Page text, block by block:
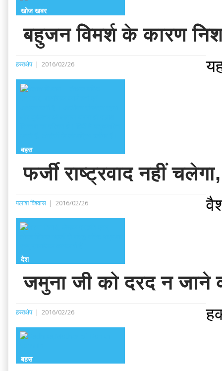
खोज खबर
बहुजन विमर्श के कारण
हस्तक्षेप | 2016/02/26
बहस
फर्जी राष्ट्रवाद नहीं
पलाश विश्वास | 2016/02/26
देश
जमुना जी को दरद न जाने
हस्तक्षेप | 2016/02/26
बहस